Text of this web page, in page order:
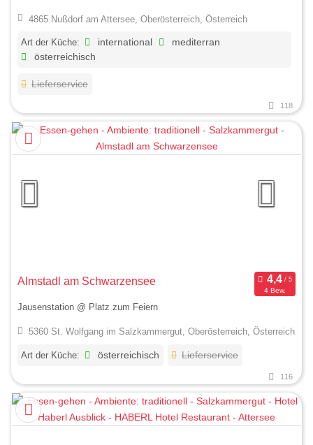
4865 Nußdorf am Attersee, Oberösterreich, Österreich
Art der Küche: international
mediterran
österreichisch
Lieferservice
118
Almstadl am Schwarzensee
4 Bew.
Jausenstation @ Platz zum Feiern
5360 St. Wolfgang im Salzkammergut, Oberösterreich, Österreich
Art der Küche: österreichisch Lieferservice
116